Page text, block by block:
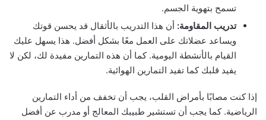
تسمح بتهوية الجسم.
تدريب المقاومة: أن هذا التدريب بالأثقال قد يحسن قوتك
ويساعد عضلاتك على العمل معًا بشكل أفضل. هذا يسهل عليك
القيام بالأنشطة اليومية. كما أن هذه التمارين مفيدة لك، لكن لا
يفيد قلبك كما تفيد التمارين الهوائية.
إذا كنت مصابًا بأمراض القلب، يجب أن تخفف من أداء التمارين
الرياضية. كما يجب أن تستشير طبيبك المعالج أو مدرب عن أفضل